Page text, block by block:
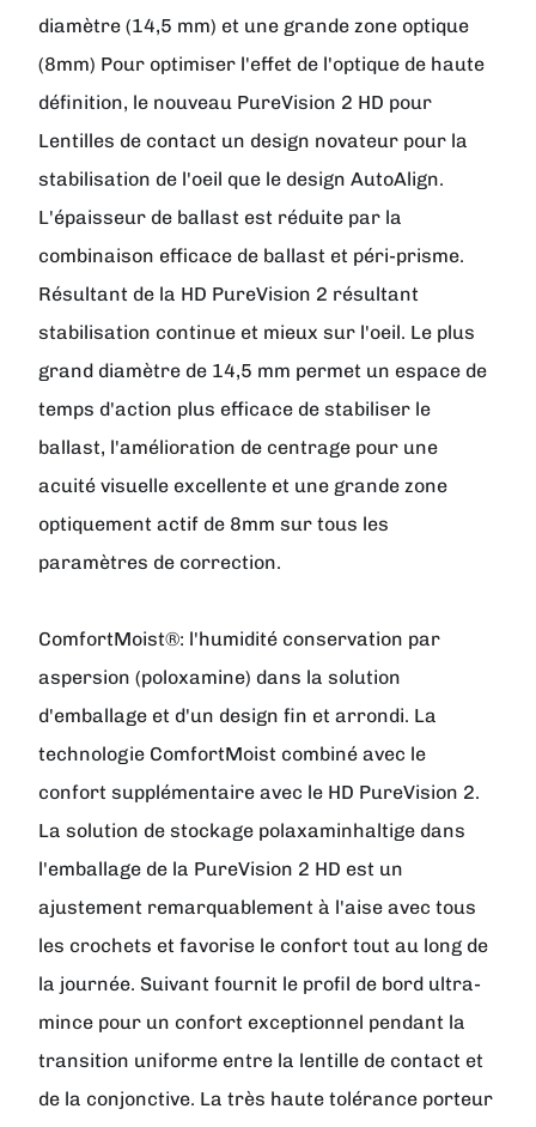
diamètre (14,5 mm) et une grande zone optique
(8mm) Pour optimiser l'effet de l'optique de haute
définition, le nouveau PureVision 2 HD pour
Lentilles de contact un design novateur pour la
stabilisation de l'oeil que le design AutoAlign.
L'épaisseur de ballast est réduite par la
combinaison efficace de ballast et péri-prisme.
Résultant de la HD PureVision 2 résultant
stabilisation continue et mieux sur l'oeil. Le plus
grand diamètre de 14,5 mm permet un espace de
temps d'action plus efficace de stabiliser le
ballast, l'amélioration de centrage pour une
acuité visuelle excellente et une grande zone
optiquement actif de 8mm sur tous les
paramètres de correction.
ComfortMoist®: l'humidité conservation par
aspersion (poloxamine) dans la solution
d'emballage et d'un design fin et arrondi. La
technologie ComfortMoist combiné avec le
confort supplémentaire avec le HD PureVision 2.
La solution de stockage polaxaminhaltige dans
l'emballage de la PureVision 2 HD est un
ajustement remarquablement à l'aise avec tous
les crochets et favorise le confort tout au long de
la journée. Suivant fournit le profil de bord ultra-
mince pour un confort exceptionnel pendant la
transition uniforme entre la lentille de contact et
de la conjonctive. La très haute tolérance porteur